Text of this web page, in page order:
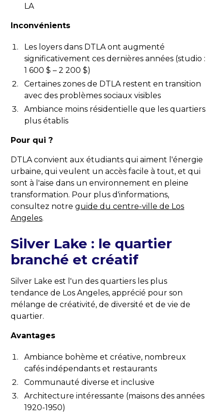
LA
Inconvénients
Les loyers dans DTLA ont augmenté
significativement ces dernières années (studio :
1 600 $ – 2 200 $)
Certaines zones de DTLA restent en transition
avec des problèmes sociaux visibles
Ambiance moins résidentielle que les quartiers
plus établis
Pour qui ?
DTLA convient aux étudiants qui aiment l'énergie
urbaine, qui veulent un accès facile à tout, et qui
sont à l'aise dans un environnement en pleine
transformation. Pour plus d'informations,
consultez notreguide du centre-ville de Los
Angeles.
Silver Lake : le quartier
branché et créatif
Silver Lake est l'un des quartiers les plus
tendance de Los Angeles, apprécié pour son
mélange de créativité, de diversité et de vie de
quartier.
Avantages
Ambiance bohème et créative, nombreux
cafés indépendants et restaurants
Communauté diverse et inclusive
Architecture intéressante (maisons des années
1920-1950)